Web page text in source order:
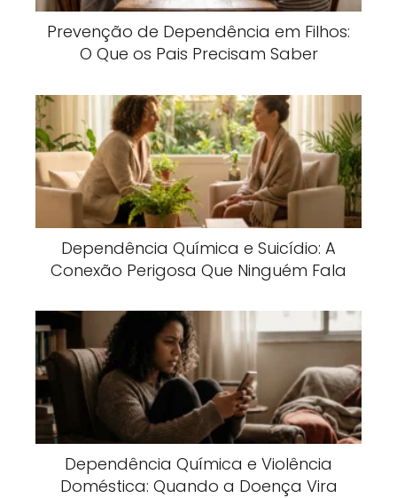
Prevenção de Dependência em Filhos:
O Que os Pais Precisam Saber
Dependência Química e Suicídio: A
Conexão Perigosa Que Ninguém Fala
Dependência Química e Violência
Doméstica: Quando a Doença Vira